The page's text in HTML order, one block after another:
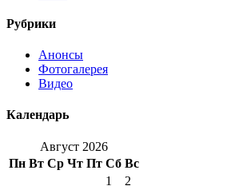
Рубрики
Анонсы
Фотогалерея
Видео
Календарь
Август 2026
Пн Вт Ср Чт Пт Сб Вс
1
2